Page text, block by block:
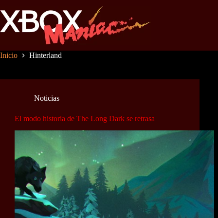
al
contenido
Inicio Hinterland
Noticias
El modo historia de The Long Dark se retrasa